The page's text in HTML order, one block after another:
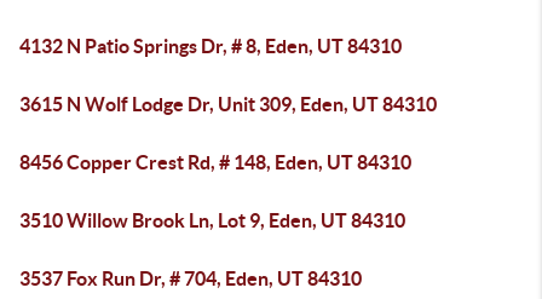
4132 N Patio Springs Dr, # 8, Eden, UT 84310
3615 N Wolf Lodge Dr, Unit 309, Eden, UT 84310
8456 Copper Crest Rd, # 148, Eden, UT 84310
3510 Willow Brook Ln, Lot 9, Eden, UT 84310
3537 Fox Run Dr, # 704, Eden, UT 84310